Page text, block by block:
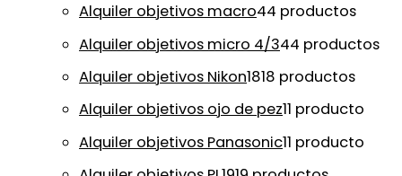
Alquiler objetivos macro44 productos
Alquiler objetivos micro 4/344 productos
Alquiler objetivos Nikon1818 productos
Alquiler objetivos ojo de pez11 producto
Alquiler objetivos Panasonic11 producto